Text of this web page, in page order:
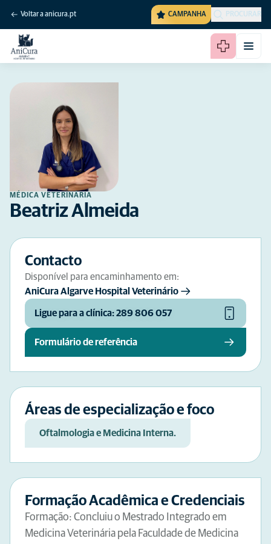
Voltar a anicura.pt CAMPANHA PROCURAR
MÉDICA VETERINÁRIA
Beatriz Almeida
Contacto
Disponível para encaminhamento em:
AniCura Algarve Hospital Veterinário
Ligue para a clínica: 289 806 057
Formulário de referência
Áreas de especialização e foco
Oftalmologia e Medicina Interna.
Formação Acadêmica e Credenciais
Formação: Concluiu o Mestrado Integrado em
Medicina Veterinária pela Faculdade de Medicina